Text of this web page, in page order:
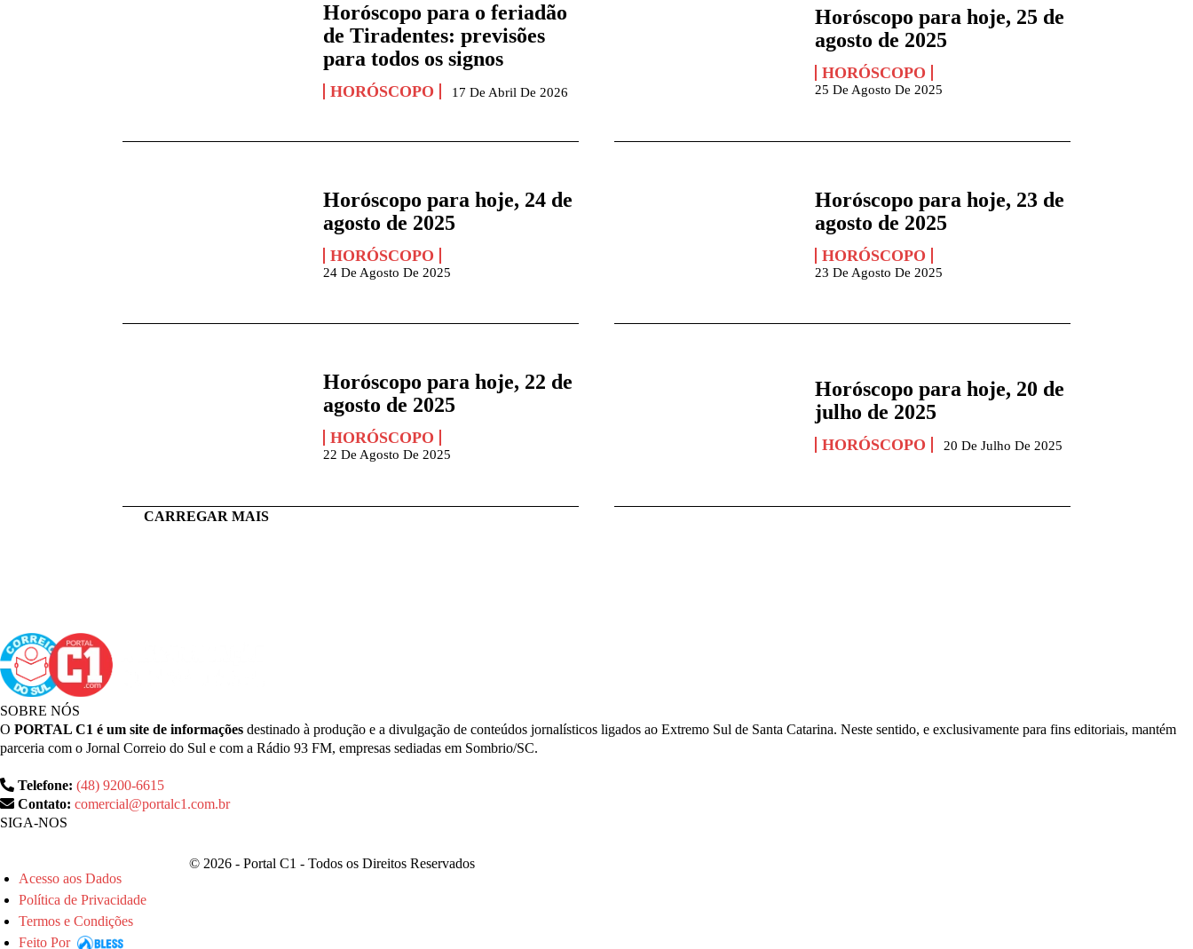
Horóscopo para o feriadão
de Tiradentes: previsões
para todos os signos
HORÓSCOPO 17 De Abril De 2026
Horóscopo para hoje, 25 de
agosto de 2025
HORÓSCOPO
25 De Agosto De 2025
Horóscopo para hoje, 24 de
agosto de 2025
HORÓSCOPO
24 De Agosto De 2025
Horóscopo para hoje, 23 de
agosto de 2025
HORÓSCOPO
23 De Agosto De 2025
Horóscopo para hoje, 22 de
agosto de 2025
HORÓSCOPO
22 De Agosto De 2025
Horóscopo para hoje, 20 de
julho de 2025
HORÓSCOPO 20 De Julho De 2025
CARREGAR MAIS
SOBRE NÓS
O PORTAL C1 é um site de informações destinado à produção e a divulgação de conteúdos jornalísticos ligados ao Extremo Sul de Santa Catarina. Neste sentido, e exclusivamente para fins editoriais, mantém
parceria com o Jornal Correio do Sul e com a Rádio 93 FM, empresas sediadas em Sombrio/SC.
Telefone: (48) 9200-6615
Contato: comercial@portalc1.com.br
SIGA-NOS
Acesso aos Dados
Política de Privacidade
Termos e Condições
Feito Por
© 2026 - Portal C1 - Todos os Direitos Reservados